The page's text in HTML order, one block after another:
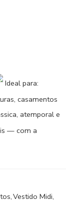
Ideal para:
casamentos
atemporal e
— com a
,Vestido Midi,